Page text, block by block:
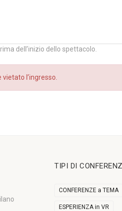
dell’inizio dello spettacolo.
l’ingresso.
TIPI DI
CONFERENZE a TEMA
ESPERIENZA in VR